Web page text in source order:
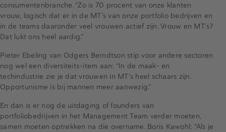
consumentenbranche. “Zo is 70 procent van onze klanten
vrouw, logisch dat er in de MT’s van onze portfolio bedrijven en
in de teams daaronder veel vrouwen actief zijn. Vrouw en MT’s?
Dat lukt ons heel aardig.”
Pieter Ebeling van Odgers Berndtson stip voor andere sectoren
nog wel een diversiteits-item aan: “In de maak- en
techindustrie zie je dat vrouwen in MT’s heel schaars zijn.
Opportunisme is bij mannen meer aanwezig.”
En dan is er nog de uitdaging of founders van
portfoliobedrijven in het Management Team verder moeten,
samen moeten optrekken na die overname. Boris Kawohl: “Als je